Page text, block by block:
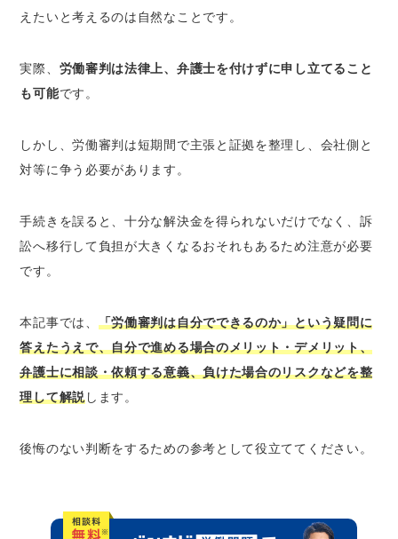
ケースは少ない
費用を節約できる点のみ
労働審判の手続きを自分だけでおこなうデメリ
申立書作成や証拠収集を自分で全てしなくて
はならない
状況に追い込まれる可能性が高まる
訴訟に移行してしまう可能性が高まる
労働審判を有利に進めるための戦略を立てて
もらえる
有効な証拠を集めやすくなる
訴訟へ移行しても手続きを任せられる
申立てを取り下げ労力やコストが無駄になっ
てしまう可能性がある
えたいと考えるのは自然なことです。
実際、 労働審判は法律上、弁護士を付けずに申し立てること
も可能です。
しかし、労働審判は短期間で主張と証拠を整理し、会社側と
対等に争う必要があります。
手続きを誤ると、十分な解決金を得られないだけでなく、訴
訟へ移行して負担が大きくなるおそれもあるため注意が必要
です。
本記事では、 「労働審判は自分でできるのか」という疑問に
答えたうえで、自分で進める場合のメリット・デメリット、
弁護士に相談・依頼する意義、負けた場合のリスクなどを整
理して解説します。
後悔のない判断をするための参考として役立ててください。